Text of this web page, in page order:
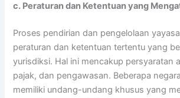
c. Peraturan dan Ketentuan yang
Proses pendirian dan pengelolaan
peraturan dan ketentuan tertentu yang
yurisdiksi. Hal ini mencakup persyaratan
pajak, dan pengawasan. Beberapa
memiliki undang-undang khusus yang